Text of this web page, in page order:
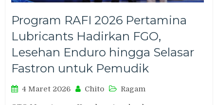
Program RAFI 2026 Pertamina
Lubricants Hadirkan FGO,
Lesehan Enduro hingga Selasar
Fastron untuk Pemudik
4 Maret 2026 Chito Ragam